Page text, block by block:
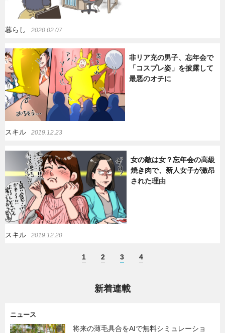
暮らし 2020.02.07
非リア充の男子、忘年会で
「コスプレ姿」を披露して
最悪のオチに
スキル 2019.12.23
女の敵は女？忘年会の高級
焼き肉で、新人女子が激昂
された理由
スキル 2019.12.20
1 2 3 4
新着連載
ニュース
将来の薄毛具合をAIで無料シミュレーショ